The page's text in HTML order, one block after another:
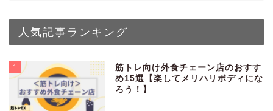
人気記事ランキング
1
筋トレ向け外食チェーン店のおすす
め15選【楽してメリハリボディにな
ろう！】